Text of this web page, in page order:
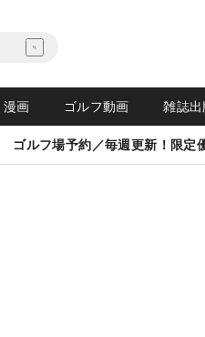
漫画 ゴルフ動画 雑誌出
ゴルフ場予約／毎週更新！限定